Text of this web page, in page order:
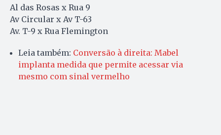
Al das Rosas x Rua 9
Av Circular x Av T-63
Av. T-9 x Rua Flemington
Leia também: Conversão à direita: Mabel
implanta medida que permite acessar via
mesmo com sinal vermelho